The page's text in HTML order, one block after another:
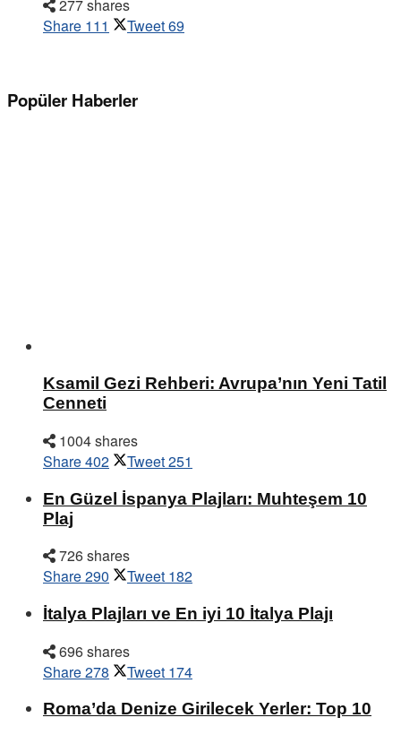
277 shares
Share 111 Tweet69
Popüler Haberler
Ksamil Gezi Rehberi: Avrupa’nın Yeni Tatil
Cenneti
1004 shares
Share402 Tweet251
En Güzel İspanya Plajları: Muhteşem 10
Plaj
726 shares
Share290 Tweet 182
İtalya Plajları ve En iyi 10 İtalya Plajı
696 shares
Share278 Tweet 174
Roma’da Denize Girilecek Yerler: Top 10